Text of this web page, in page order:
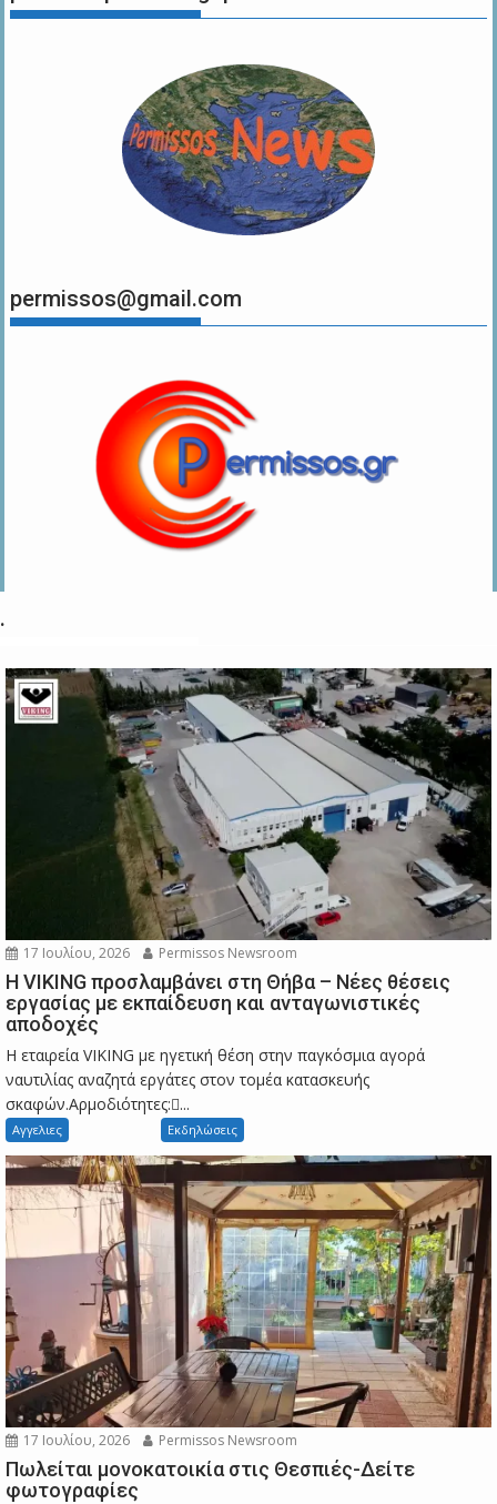
permissos@gmail.com
.
17 Ιουλίου, 2026 Permissos Newsroom
Η VIKING προσλαμβάνει στη Θήβα – Νέες θέσεις
εργασίας με εκπαίδευση και ανταγωνιστικές
αποδοχές
Η εταιρεία VIKING με ηγετική θέση στην παγκόσμια αγορά
ναυτιλίας αναζητά εργάτες στον τομέα κατασκευής
σκαφών.Αρμοδιότητες:...
Αγγελιες Εκδηλώσεις
17 Ιουλίου, 2026 Permissos Newsroom
Πωλείται μονοκατοικία στις Θεσπιές-Δείτε
φωτογραφίες